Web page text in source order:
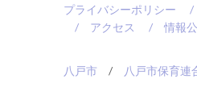
プライバシーポリシー
/
/ アクセス
/ 情報公
八戸市 / 八戸市保育連